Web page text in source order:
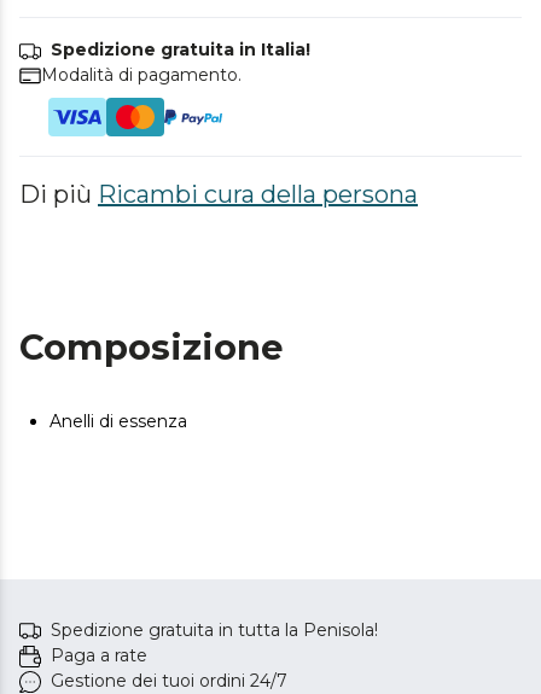
Spedizione gratuita in Italia!
Modalità di pagamento.
Di più Ricambi cura della persona
Composizione
Anelli di essenza
Spedizione gratuita in tutta la Penisola!
Paga a rate
Gestione dei tuoi ordini 24/7